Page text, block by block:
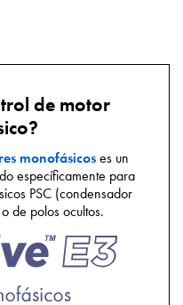
de motor
monofásicoses un
específicamente para
PSC (condensador
de polos ocultos.